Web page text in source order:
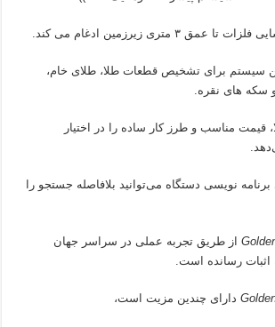
۳ متری زیرزمین ادغام می کند.
سیستم برای تشخیص قطعات طلا، طلای خام،
سکه های نقره.
قیمت مناسب و طرز کار ساده را در اختیار
نویسی دستگاه می‌توانید بلافاصله جستجو را
از طریق تجربه عملی در سراسر جهان
اثبات رسانده است.
دارای چندین مزیت است،